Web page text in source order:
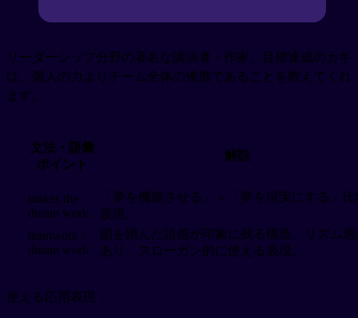
リーダーシップ分野の著名な講演者・作家。目標達成のカギ
は、個人の力よりチーム全体の連携であることを教えてくれ
ます。
文法・語彙
ポイント
解説
makes the
dream work
「夢を機能させる」＝「夢を現実にする」
表現。
teamwork /
dream work
韻を踏んだ語感が印象に残る構造。リズム感
あり、スローガン的に使える表現。
使える応用表現：